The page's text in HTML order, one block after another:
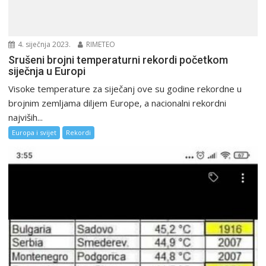
4. siječnja 2023. RIMETEO
Srušeni brojni temperaturni rekordi početkom
siječnja u Europi
Visoke temperature za siječanj ove su godine rekordne u
brojnim zemljama diljem Europe, a nacionalni rekordni
najviših...
Europa i svijet Rekordi